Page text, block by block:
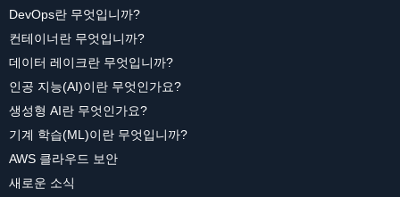
DevOps란 무엇입니까?
컨테이너란 무엇입니까?
데이터 레이크란 무엇입니까?
인공 지능(AI)이란 무엇인가요?
생성형 AI란 무엇인가요?
기계 학습(ML)이란 무엇입니까?
AWS 클라우드 보안
새로운 소식